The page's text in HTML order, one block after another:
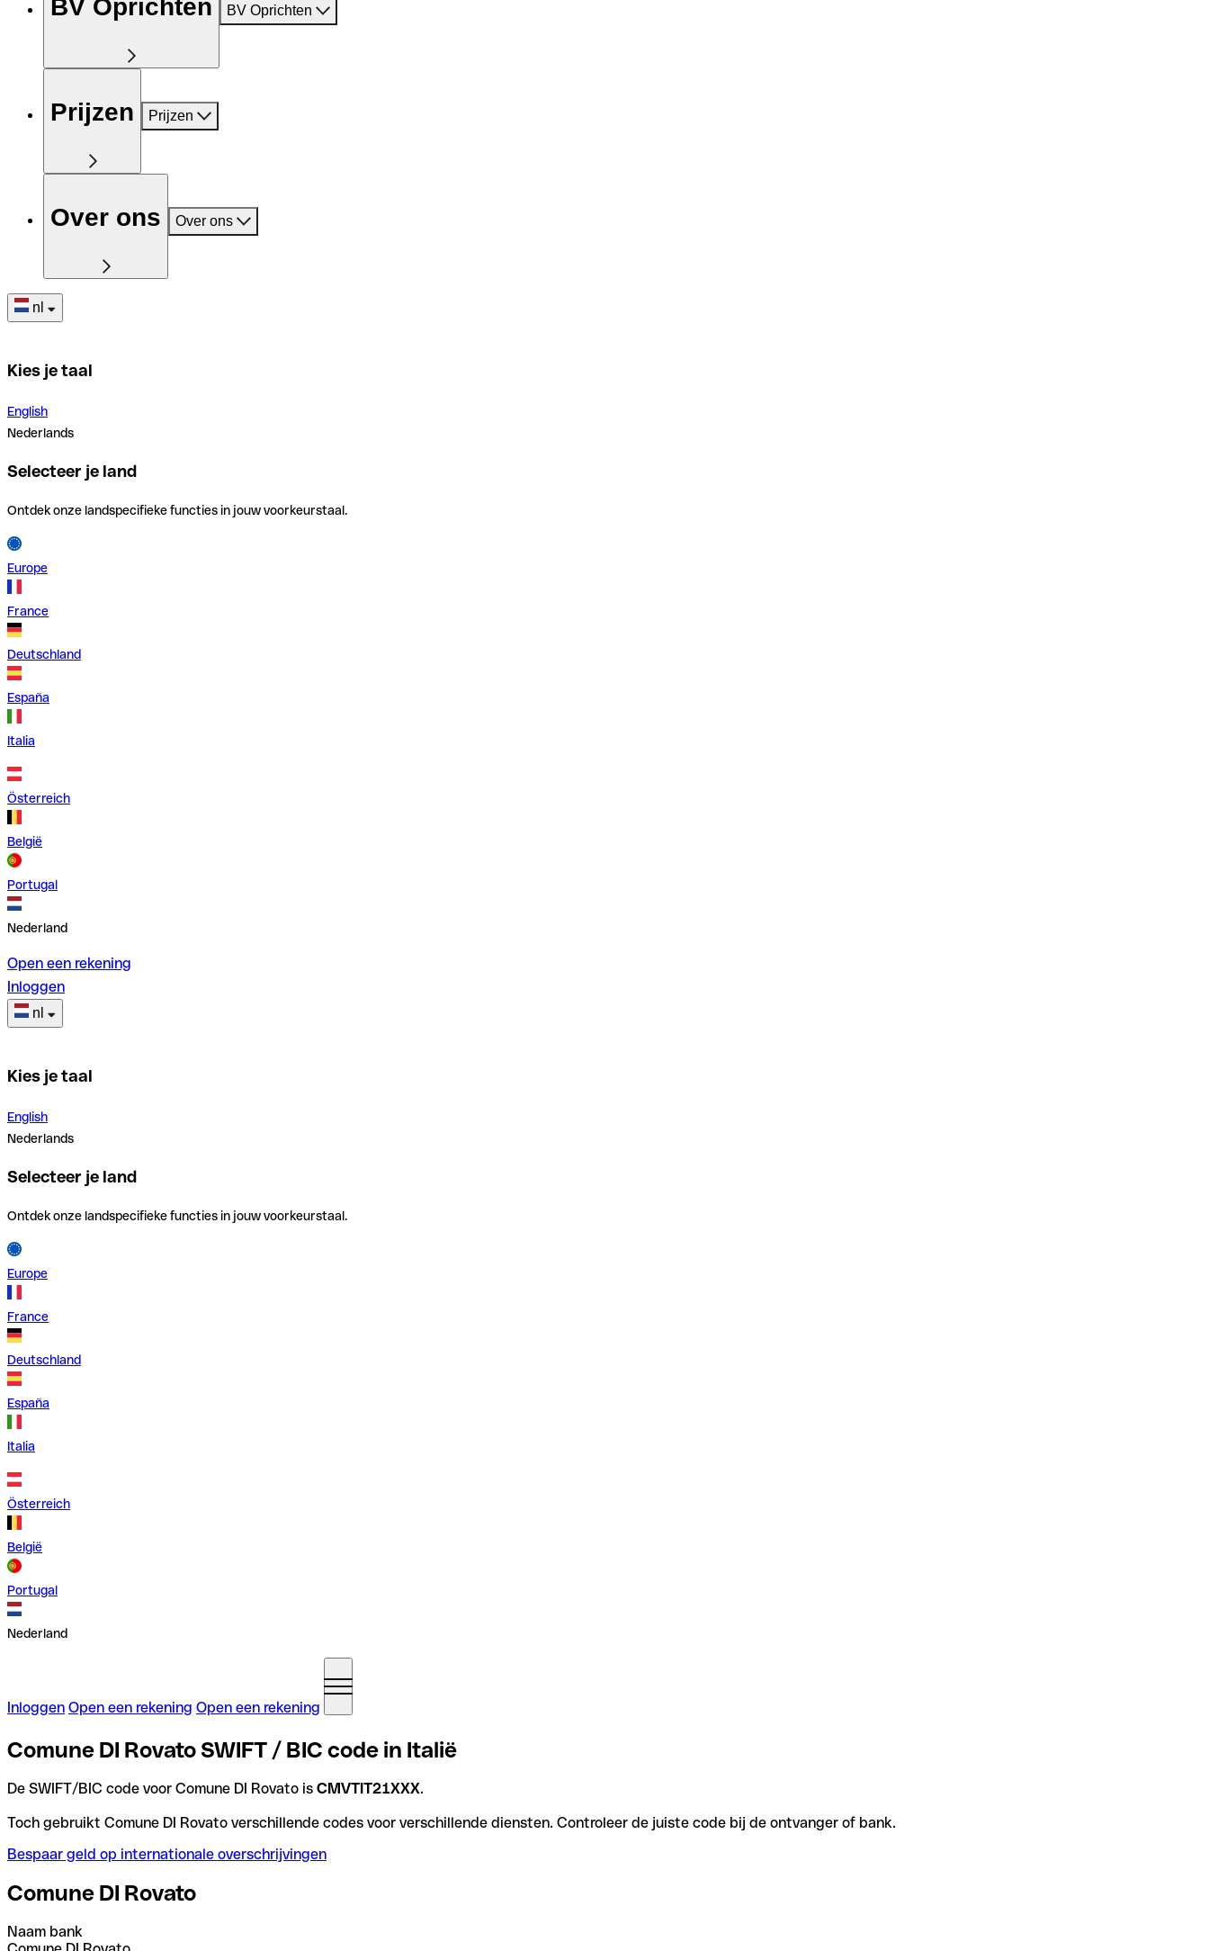
BV Oprichten BV Oprichten
Prijzen Prijzen
Over ons Over ons
nl
Kies je taal
English
Nederlands
Selecteer je land
Ontdek onze landspecifieke functies in jouw voorkeurstaal.
Europe
France
Deutschland
España
Italia
Österreich
België
Portugal
Nederland
Open een rekening
Inloggen
nl
Kies je taal
English
Nederlands
Selecteer je land
Ontdek onze landspecifieke functies in jouw voorkeurstaal.
Europe
France
Deutschland
España
Italia
Österreich
België
Portugal
Nederland
Inloggen Open een rekening Open een rekening
Comune DI Rovato SWIFT / BIC code in Italië
De SWIFT/BIC code voor Comune DI Rovato is CMVTIT21XXX.
Toch gebruikt Comune DI Rovato verschillende codes voor verschillende diensten. Controleer de juiste code bij de ontvanger of bank.
Bespaar geld op internationale overschrijvingen
Comune DI Rovato
Naam bank